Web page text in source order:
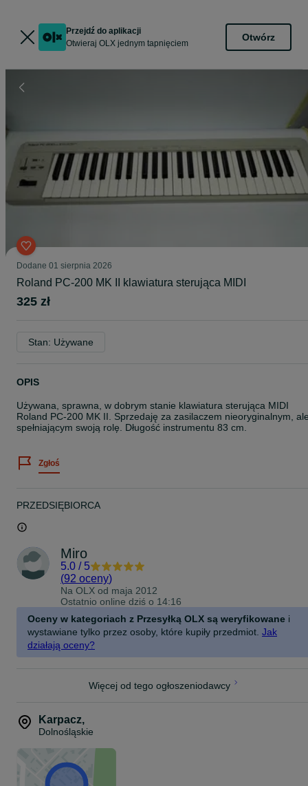
Przejdź do aplikacji
Otwieraj OLX jednym tapnięciem
Otwórz
Dodane 01 sierpnia 2026
Roland PC-200 MK II klawiatura sterująca MIDI
325 zł
Stan: Używane
OPIS
Używana, sprawna, w dobrym stanie klawiatura sterująca MIDI
Roland PC-200 MK II. Sprzedaję za zasilaczem nieoryginalnym,
spełniającym swoją rolę. Długość instrumentu 83 cm.
Zgłoś
PRZEDSIĘBIORCA
Miro
5.0 / 5
(92 oceny)
Na OLX od maja 2012
Ostatnio online dziś o 14:16
Oceny w kategoriach z Przesyłką OLX są weryfikowane i
wystawiane tylko przez osoby, które kupiły przedmiot. Jak
działają oceny?
Więcej od tego ogłoszeniodawcy
Karpacz,
Dolnośląskie